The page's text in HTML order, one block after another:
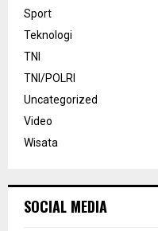
Sport
Teknologi
TNI
TNI/POLRI
Uncategorized
Video
Wisata
SOCIAL MEDIA